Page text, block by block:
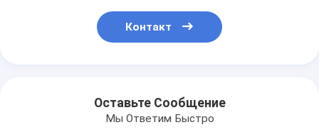
Контакт
Оставьте Сообщение
Мы Ответим Быстро